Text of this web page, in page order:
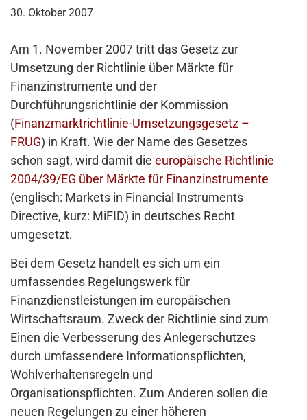
30. Oktober 2007
Am 1. November 2007 tritt das Gesetz zur
Umsetzung der Richtlinie über Märkte für
Finanzinstrumente und der
Durchführungsrichtlinie der Kommission
(Finanzmarktrichtlinie-Umsetzungsgesetz –
FRUG) in Kraft. Wie der Name des Gesetzes
schon sagt, wird damit die europäische Richtlinie
2004/39/EG über Märkte für Finanzinstrumente
(englisch: Markets in Financial Instruments
Directive, kurz: MiFID) in deutsches Recht
umgesetzt.
Bei dem Gesetz handelt es sich um ein
umfassendes Regelungswerk für
Finanzdienstleistungen im europäischen
Wirtschaftsraum. Zweck der Richtlinie sind zum
Einen die Verbesserung des Anlegerschutzes
durch umfassendere Informationspflichten,
Wohlverhaltensregeln und
Organisationspflichten. Zum Anderen sollen die
neuen Regelungen zu einer höheren